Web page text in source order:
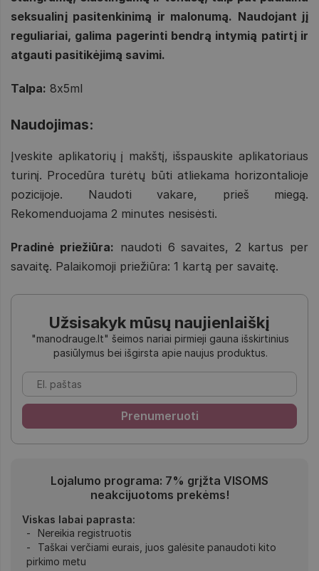
seksualinį pasitenkinimą ir malonumą. Naudojant jį
reguliariai, galima pagerinti bendrą intymią patirtį ir
atgauti pasitikėjimą savimi.
Talpa: 8x5ml
Naudojimas:
Įveskite aplikatorių į makštį, išspauskite aplikatoriaus
turinį. Procedūra turėtų būti atliekama horizontalioje
pozicijoje. Naudoti vakare, prieš miegą.
Rekomenduojama 2 minutes nesisėsti.
Pradinė priežiūra: naudoti 6 savaites, 2 kartus per
savaitę. Palaikomoji priežiūra: 1 kartą per savaitę.
Užsisakyk mūsų naujienlaiškį
"manodrauge.lt" šeimos nariai pirmieji gauna išskirtinius
pasiūlymus bei išgirsta apie naujus produktus.
Lojalumo programa: 7% grįžta VISOMS
neakcijuotoms prekėms!
Viskas labai paprasta:
Nereikia registruotis
Taškai verčiami eurais, juos galėsite panaudoti kito
pirkimo metu